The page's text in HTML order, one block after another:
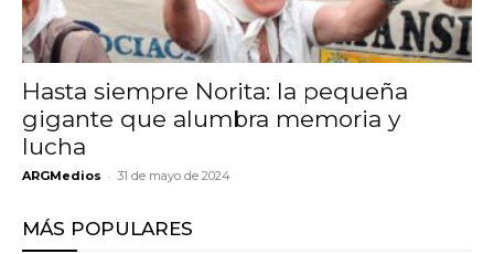
Hasta siempre Norita: la pequeña
gigante que alumbra memoria y
lucha
ARGMedios - 31 de mayo de 2024
MÁS POPULARES